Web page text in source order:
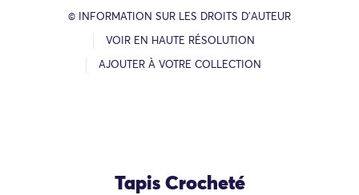
© INFORMATION SUR LES DROITS D’AUTEUR
VOIR EN HAUTE RÉSOLUTION
AJOUTER À VOTRE COLLECTION
Tapis Crocheté